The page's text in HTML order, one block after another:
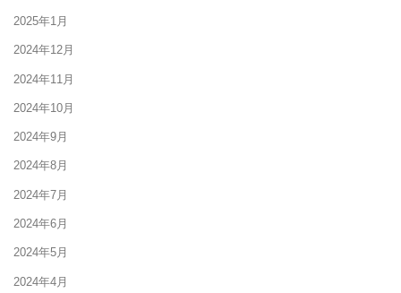
2025年1月
2024年12月
2024年11月
2024年10月
2024年9月
2024年8月
2024年7月
2024年6月
2024年5月
2024年4月